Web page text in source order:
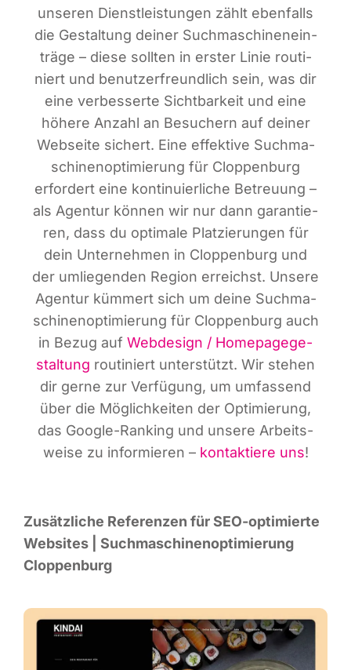
unse­ren Dienst­leis­tun­gen zählt eben­falls
die Gestal­tung dei­ner Such­ma­schi­nen­ein­
trä­ge – die­se soll­ten in ers­ter Linie rou­ti­
niert und benut­zer­freund­lich sein, was dir
eine ver­bes­ser­te Sicht­bar­keit und eine
höhe­re Anzahl an Besu­chern auf dei­ner
Web­sei­te sichert. Eine effek­ti­ve Such­ma­
schi­nen­op­ti­mie­rung für Clop­pen­burg
erfor­dert eine kon­ti­nu­ier­li­che Betreu­ung –
als Agen­tur kön­nen wir nur dann garan­tie­
ren, dass du opti­ma­le Plat­zie­run­gen für
dein Unter­neh­men in Clop­pen­burg und
der umlie­gen­den Regi­on erreichst. Unse­re
Agen­tur küm­mert sich um dei­ne Such­ma­
schi­nen­op­ti­mie­rung für Clop­pen­burg auch
in Bezug auf Web­de­sign / Home­page­ge­
stal­tung rou­ti­niert unter­stützt. Wir ste­hen
dir ger­ne zur Ver­fü­gung, um umfas­send
über die Mög­lich­kei­ten der Opti­mie­rung,
das Goog­le-Ran­king und unse­re Arbeits­
wei­se zu infor­mie­ren – kon­tak­tie­re uns!
Zusätz­li­che Refe­ren­zen für SEO-opti­mier­te
Web­sites | Such­ma­schi­nen­op­ti­mie­rung
Cloppenburg